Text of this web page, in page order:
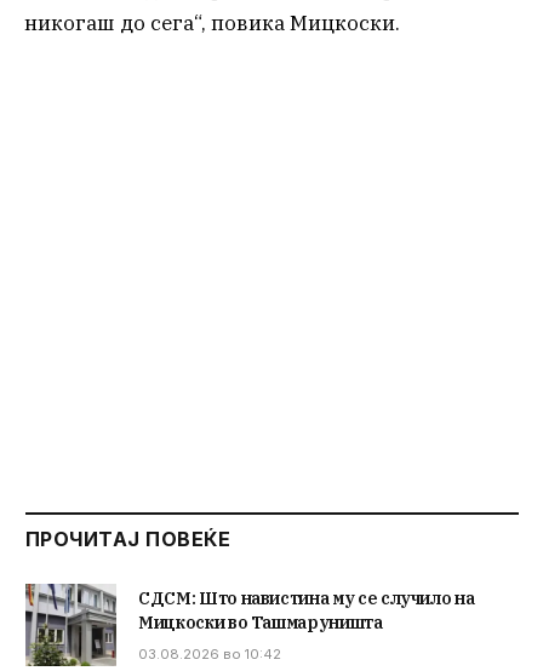
никогаш до сега“, повика Мицкоски.
ПРОЧИТАЈ ПОВЕЌЕ
СДСМ: Што навистина му се случило на
Мицкоски во Ташмаруништа
03.08.2026 во 10:42